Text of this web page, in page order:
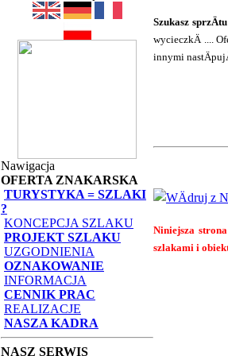
Nawigacja
OFERTA ZNAKARSKA
TURYSTYKA = SZLAKI
?
KONCEPCJA SZLAKU
PROJEKT SZLAKU
UZGODNIENIA
OZNAKOWANIE
INFORMACJA
CENNIK PRAC
REALIZACJE
NASZA KADRA
NASZ SERWIS
Szukasz
wycieczkÄ ....
innymi
Niniejsza strona
szlakami i